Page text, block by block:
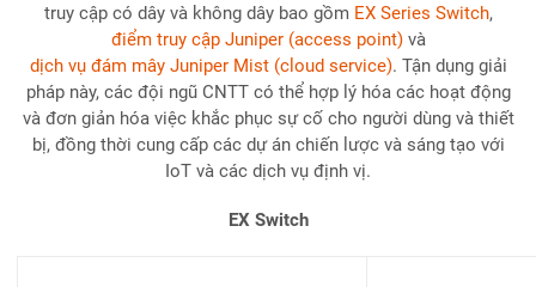
truy cập có dây và không dây bao gồm EX Series Switch,
điểm truy cập Juniper (access point)và
dịch vụ đám mây Juniper Mist (cloud service). Tận dụng giải
pháp này, các đội ngũ CNTT có thể hợp lý hóa các hoạt động
và đơn giản hóa việc khắc phục sự cố cho người dùng và thiết
bị, đồng thời cung cấp các dự án chiến lược và sáng tạo với
IoT và các dịch vụ định vị.
EX Switch